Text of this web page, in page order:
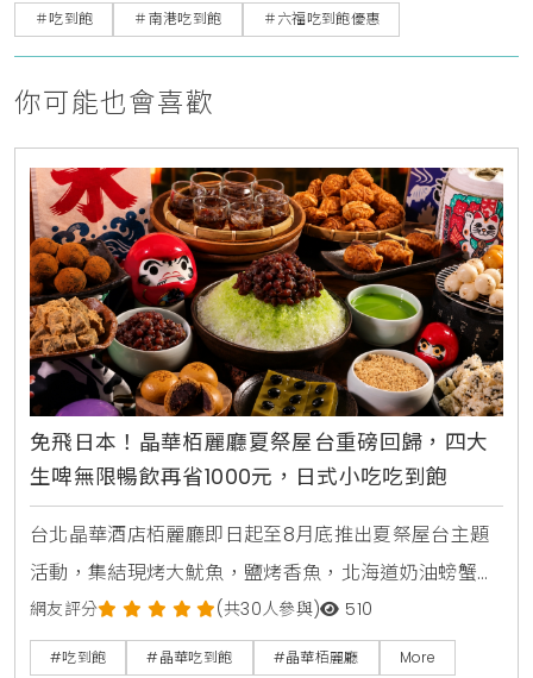
＃吃到飽 ＃南港吃到飽 ＃六福吃到飽優惠
你可能也會喜歡
免飛日本！晶華栢麗廳夏祭屋台重磅回歸，四大
生啤無限暢飲再省1000元，日式小吃吃到飽
台北晶華酒店栢麗廳即日起至8月底推出夏祭屋台主題
活動，集結現烤大魷魚，鹽烤香魚，北海道奶油螃蟹燒
及甜蝦鮭魚親子丼等十數款日本街邊美食，搭配日本四
大生啤無限暢飲，下載晶華會APP領取折價券，4人同
網友評分 (共30人參與) 510
#吃到飽 #晶華吃到飽 #晶華栢麗廳 More